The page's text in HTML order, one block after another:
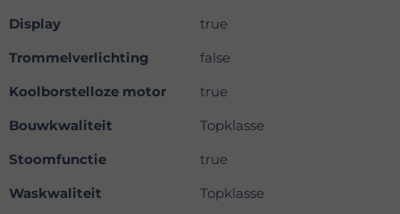
Display
true
Trommelverlichting
false
Koolborstelloze motor
true
Bouwkwaliteit
Topklasse
Stoomfunctie
true
Waskwaliteit
Topklasse